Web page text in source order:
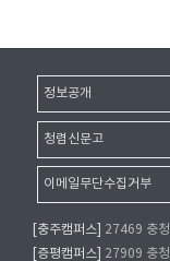
정보공개
청렴신문고
이메일무단수집거부
[충주캠퍼스]
27469 충
[증평캠퍼스]
27909 충